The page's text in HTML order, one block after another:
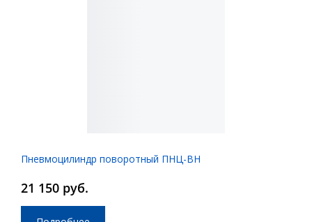
Пневмоцилиндр поворотный ПНЦ-ВН
21 150 руб.